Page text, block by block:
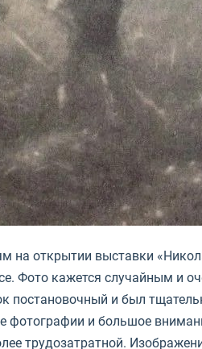
на открытии выставки
Фото кажется случайным и
постановочный и был
фотографии и большое
трудозатратной.